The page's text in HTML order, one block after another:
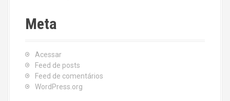
Meta
Acessar
Feed de posts
Feed de comentários
WordPress.org